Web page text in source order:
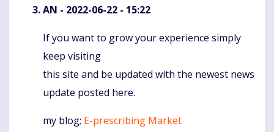
AN - 2022-06-22 - 15:22
Komentaras
If you want to grow your experience simply
keep visiting
this site and be updated with the newest news
update posted here.
my blog; E-prescribing Market